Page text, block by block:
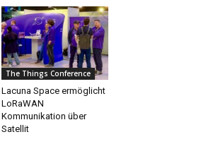
The Things Conference
Lacuna Space ermöglicht
LoRaWAN
Kommunikation über
Satellit